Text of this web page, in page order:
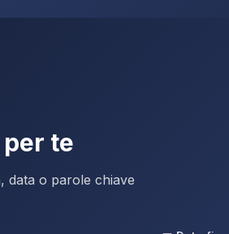
te
data o parole chiave